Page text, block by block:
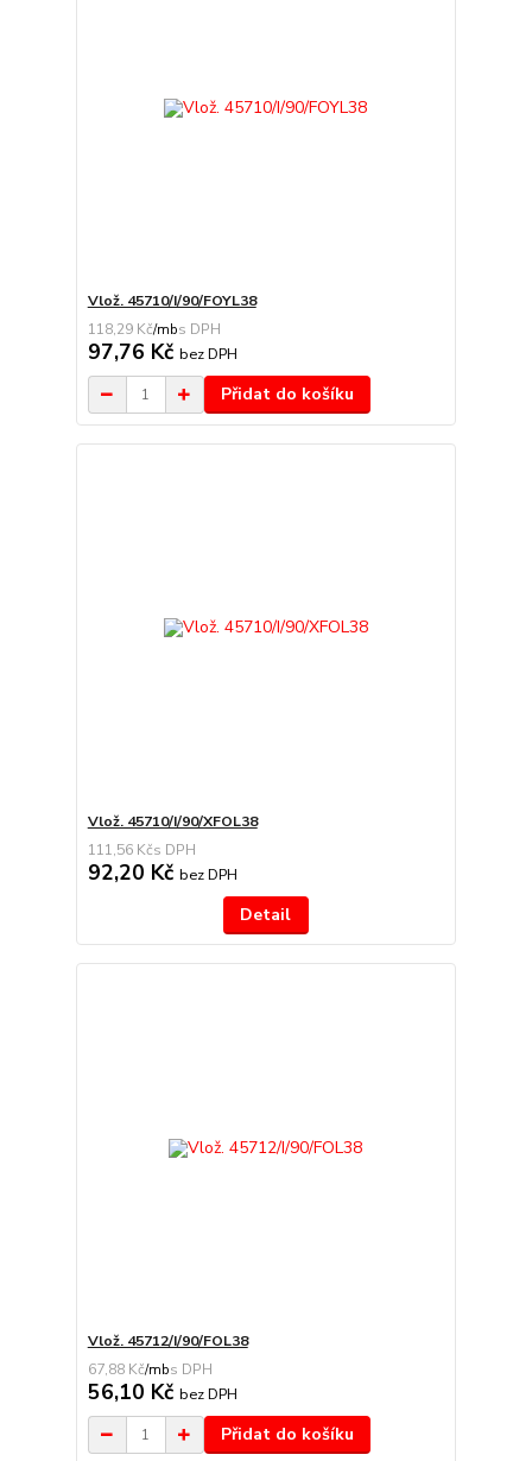
Vlož. 45710/I/90/FOYL38
118,29 Kč/mb
97,76 Kč bez DPH
Přidat do košíku
Vlož. 45710/I/90/XFOL38
111,56 Kč
92,20 Kč bez DPH
Detail
Vlož. 45712/I/90/FOL38
67,88 Kč/mb
56,10 Kč bez DPH
Přidat do košíku